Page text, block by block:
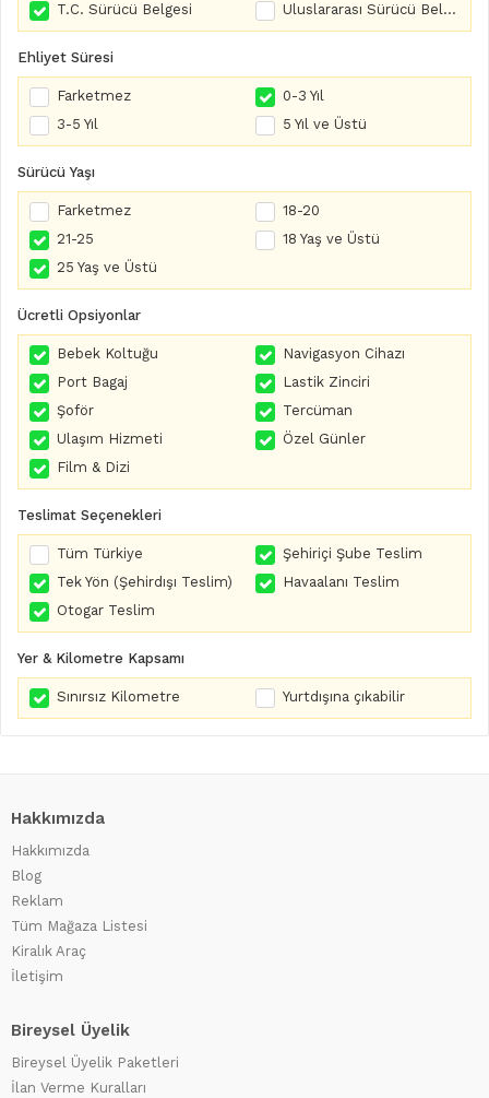
T.C. Sürücü Belgesi Uluslararası Sürücü Belgesi
Ehliyet Süresi
Farketmez
0-3 Yıl
3-5 Yıl
5 Yıl ve Üstü
Sürücü Yaşı
Farketmez
18-20
21-25
18 Yaş ve Üstü
25 Yaş ve Üstü
Ücretli Opsiyonlar
Bebek Koltuğu
Navigasyon Cihazı
Port Bagaj
Lastik Zinciri
Şoför
Tercüman
Ulaşım Hizmeti
Özel Günler
Film & Dizi
Teslimat Seçenekleri
Tüm Türkiye
Şehiriçi Şube Teslim
Tek Yön (Şehirdışı Teslim)
Havaalanı Teslim
Otogar Teslim
Yer & Kilometre Kapsamı
Sınırsız Kilometre Yurtdışına çıkabilir
Hakkımızda
Hakkımızda
Blog
Reklam
Tüm Mağaza Listesi
Kiralık Araç
İletişim
Bireysel Üyelik
Bireysel Üyelik Paketleri
İlan Verme Kuralları